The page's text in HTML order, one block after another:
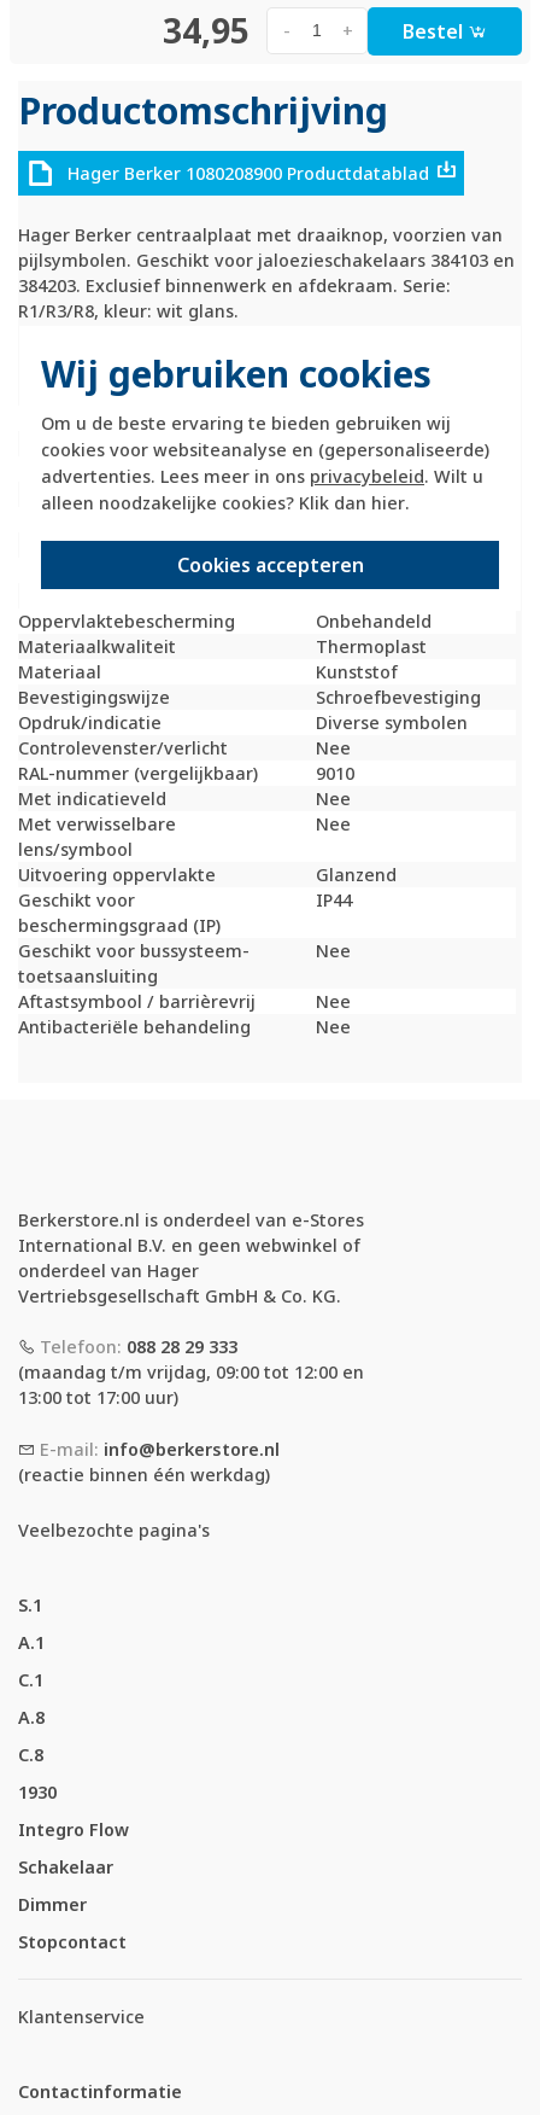
Wij gebruiken cookies
Om u de beste ervaring te bieden gebruiken wij
cookies voor websiteanalyse en (gepersonaliseerde)
advertenties. Lees meer in ons privacybeleid. Wilt u
alleen noodzakelijke cookies? Klik dan hier.
Cookies accepteren
34,95 +
- Bestel
Productomschrijving
Hager Berker 1080208900 Productdatablad
Hager Berker centraalplaat met draaiknop, voorzien van
pijlsymbolen. Geschikt voor jaloezieschakelaars 384103 en
384203. Exclusief binnenwerk en afdekraam. Serie:
R1/R3/R8, kleur: wit glans.
Technische specificaties
Specificatie
Waarde
Kleur
Wit
Breedte
58 Millimeter (mm)
Model
Draaiknop
Hoogte
58 Millimeter (mm)
26 Millimeter (mm)
Gebruik
Jaloezie
Oppervlaktebescherming
Onbehandeld
Materiaalkwaliteit
Thermoplast
Materiaal
Kunststof
Bevestigingswijze
Schroefbevestiging
Opdruk/indicatie
Diverse symbolen
Controlevenster/verlicht
Nee
RAL-nummer (vergelijkbaar)
9010
Met indicatieveld
Nee
Met verwisselbare
lens/symbool
Nee
Uitvoering oppervlakte
Glanzend
Geschikt voor
beschermingsgraad (IP)
IP44
Geschikt voor bussysteem-
toetsaansluiting
Nee
Aftastsymbool / barrièrevrij
Nee
Antibacteriële behandeling
Nee
Berkerstore.nl is onderdeel van e-Stores
International B.V. en geen webwinkel of
onderdeel van Hager
Vertriebsgesellschaft GmbH & Co. KG.
Telefoon: 088 28 29 333
(maandag t/m vrijdag, 09:00 tot 12:00 en
13:00 tot 17:00 uur)
E-mail: info@berkerstore.nl
(reactie binnen één werkdag)
Veelbezochte pagina's
S.1
A.1
C.1
A.8
C.8
1930
Integro Flow
Schakelaar
Dimmer
Stopcontact
Klantenservice
Contactinformatie